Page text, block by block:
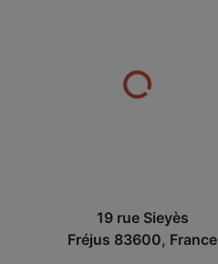
19 rue Sieyès
Fréjus 83600, France